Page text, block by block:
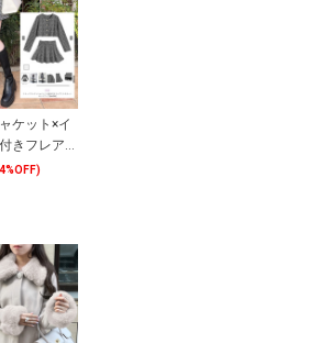
ケット×イ
きフレアミ
ットアップ